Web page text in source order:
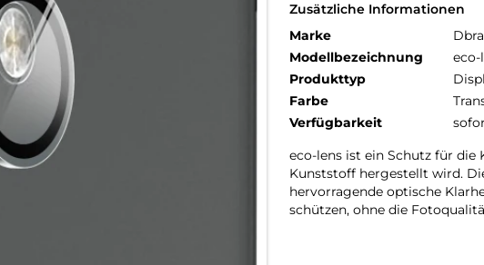
Zusätzliche Informationen
Marke
Modellbezeichnung
eco-
Produkttyp
Farbe
Verfügbarkeit
eco-lens ist ein Schutz für die
Kunststoff hergestellt wird.
hervorragende optische
schützen, ohne die